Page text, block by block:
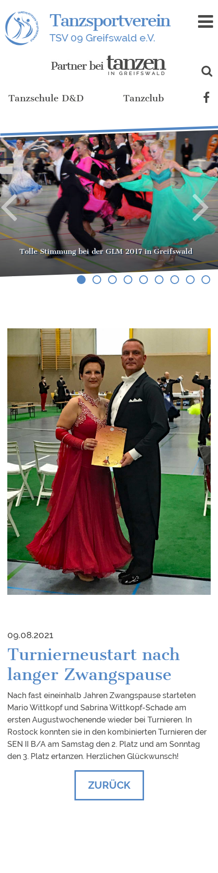
Zum
Inhalt
Tanzschule D&D Tanzclub
Tolle Stimmung bei der GLM 2017 in Greifswald
09.08.2021
Turnierneustart nach
langer Zwangspause
Nach fast eineinhalb Jahren Zwangspause starteten
Mario Wittkopf und Sabrina Wittkopf-Schade am
ersten Augustwochenende wieder bei Turnieren. In
Rostock konnten sie in den kombinierten Turnieren der
SEN II B/A am Samstag den 2. Platz und am Sonntag
den 3. Platz ertanzen. Herzlichen Glückwunsch!
ZURÜCK